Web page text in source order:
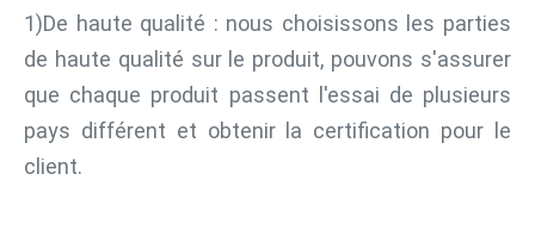
1)De haute qualité : nous choisissons les parties
de haute qualité sur le produit, pouvons s'assurer
que chaque produit passent l'essai de plusieurs
pays différent et obtenir la certification pour le
client.